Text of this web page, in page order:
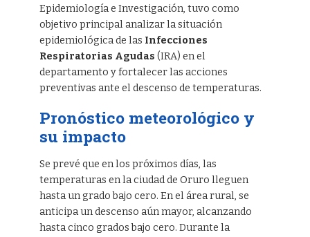
Epidemiología e Investigación, tuvo como
objetivo principal analizar la situación
epidemiológica de las Infecciones
Respiratorias Agudas (IRA) en el
departamento y fortalecer las acciones
preventivas ante el descenso de temperaturas.
Pronóstico meteorológico y
su impacto
Se prevé que en los próximos días, las
temperaturas en la ciudad de Oruro lleguen
hasta un grado bajo cero. En el área rural, se
anticipa un descenso aún mayor, alcanzando
hasta cinco grados bajo cero. Durante la